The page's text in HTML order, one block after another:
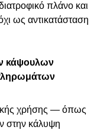
πλάνο και
ως αντικατάσταση
κάψουλων
χρήσης — όπως
στην κάλυψη